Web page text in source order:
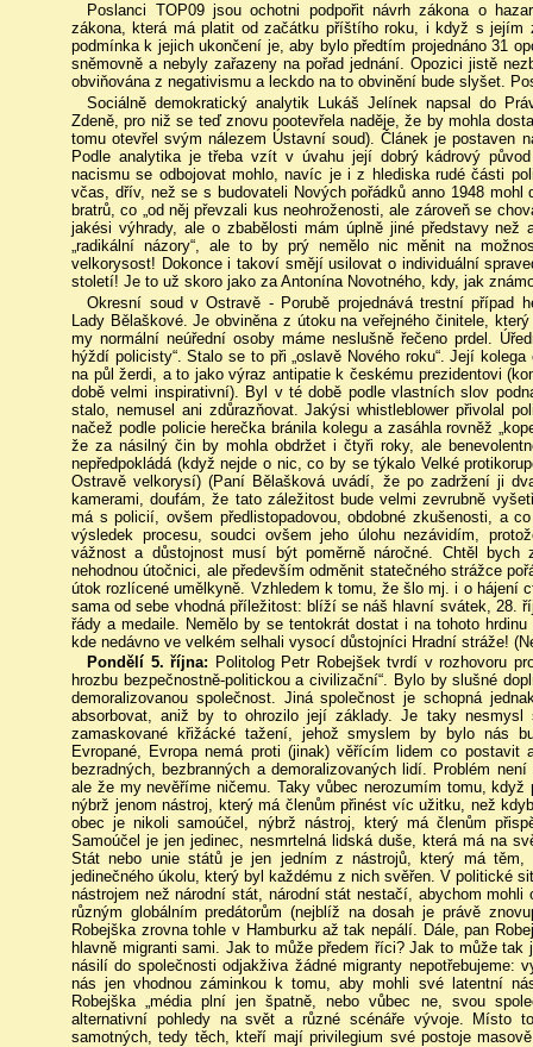
Poslanci TOP09 jsou ochotni podpořit návrh zákona o
zákona, která má platit od začátku příštího roku, i když s jejím
podmínka k jejich ukončení je, aby bylo předtím projednáno 31
sněmovně a nebyly zařazeny na pořad jednání. Opozici jistě
obviňována z negativismu a leckdo na to obvinění bude slyšet.
Sociálně demokratický analytik Lukáš Jelínek napsal do
Zdeně, pro niž se teď znovu pootevřela naděje, že by mohla
tomu otevřel svým nálezem Ústavní soud). Článek je postaven
Podle analytika je třeba vzít v úvahu její dobrý kádrový
nacismu se odbojovat mohlo, navíc je i z hlediska rudé části
včas, dřív, než se s budovateli Nových pořádků anno 1948
bratrů, co „od něj převzali kus neohroženosti, ale zároveň se
jakési výhrady, ale o zbabělosti mám úplně jiné představy
„radikální názory“, ale to by prý nemělo nic měnit na
velkorysost! Dokonce i takoví smějí usilovat o individuální
století! Je to už skoro jako za Antonína Novotného, kdy, jak
Okresní soud v Ostravě - Porubě projednává trestní případ
Lady Bělaškové. Je obviněna z útoku na veřejného činitele,
my normální neúřední osoby máme neslušně řečeno prdel.
hýždí policisty“. Stalo se to při „oslavě Nového roku“. Její
na půl žerdi, a to jako výraz antipatie k českému prezidentovi
době velmi inspirativní). Byl v té době podle vlastních slov
stalo, nemusel ani zdůrazňovat. Jakýsi whistleblower přivolal
načež podle policie herečka bránila kolegu a zasáhla rovněž
že za násilný čin by mohla obdržet i čtyři roky, ale
nepředpokládá (když nejde o nic, co by se týkalo Velké
Ostravě velkorysí) (Paní Bělašková uvádí, že po zadržení ji
kamerami, doufám, že tato záležitost bude velmi zevrubně
má s policií, ovšem předlistopadovou, obdobné zkušenosti, a
výsledek procesu, soudci ovšem jeho úlohu nezávidím,
vážnost a důstojnost musí být poměrně náročné. Chtěl
nehodnou útočnici, ale především odměnit statečného strážce
útok rozlícené umělkyně. Vzhledem k tomu, že šlo mj. i o hájení
sama od sebe vhodná příležitost: blíží se náš hlavní svátek, 28.
řády a medaile. Nemělo by se tentokrát dostat i na tohoto
kde nedávno ve velkém selhali vysocí důstojníci Hradní stráže!
Pondělí 5. října: Politolog Petr Robejšek tvrdí v rozhovoru
hrozbu bezpečnostně-politickou a civilizační“. Bylo by slušné
demoralizovanou společnost. Jiná společnost je schopná
absorbovat, aniž by to ohrozilo její základy. Je taky
zamaskované křižácké tažení, jehož smyslem by bylo nás
Evropané, Evropa nemá proti (jinak) věřícím lidem co
bezradných, bezbranných a demoralizovaných lidí. Problém
ale že my nevěříme ničemu. Taky vůbec nerozumím tomu,
nýbrž jenom nástroj, který má členům přinést víc užitku, než
obec je nikoli samoúčel, nýbrž nástroj, který má členům
Samoúčel je jen jedinec, nesmrtelná lidská duše, která má na
Stát nebo unie států je jen jedním z nástrojů, který má
jedinečného úkolu, který byl každému z nich svěřen. V politické
nástrojem než národní stát, národní stát nestačí, abychom
různým globálním predátorům (nejblíž na dosah je právě
Robejška zrovna tohle v Hamburku až tak nepálí. Dále, pan
hlavně migranti sami. Jak to může předem říci? Jak to může
násilí do společnosti odjakživa žádné migranty nepotřebujeme:
nás jen vhodnou záminkou k tomu, aby mohli své latentní
Robejška „média plní jen špatně, nebo vůbec ne, svou
alternativní pohledy na svět a různé scénáře vývoje. Místo
samotných, tedy těch, kteří mají privilegium své postoje